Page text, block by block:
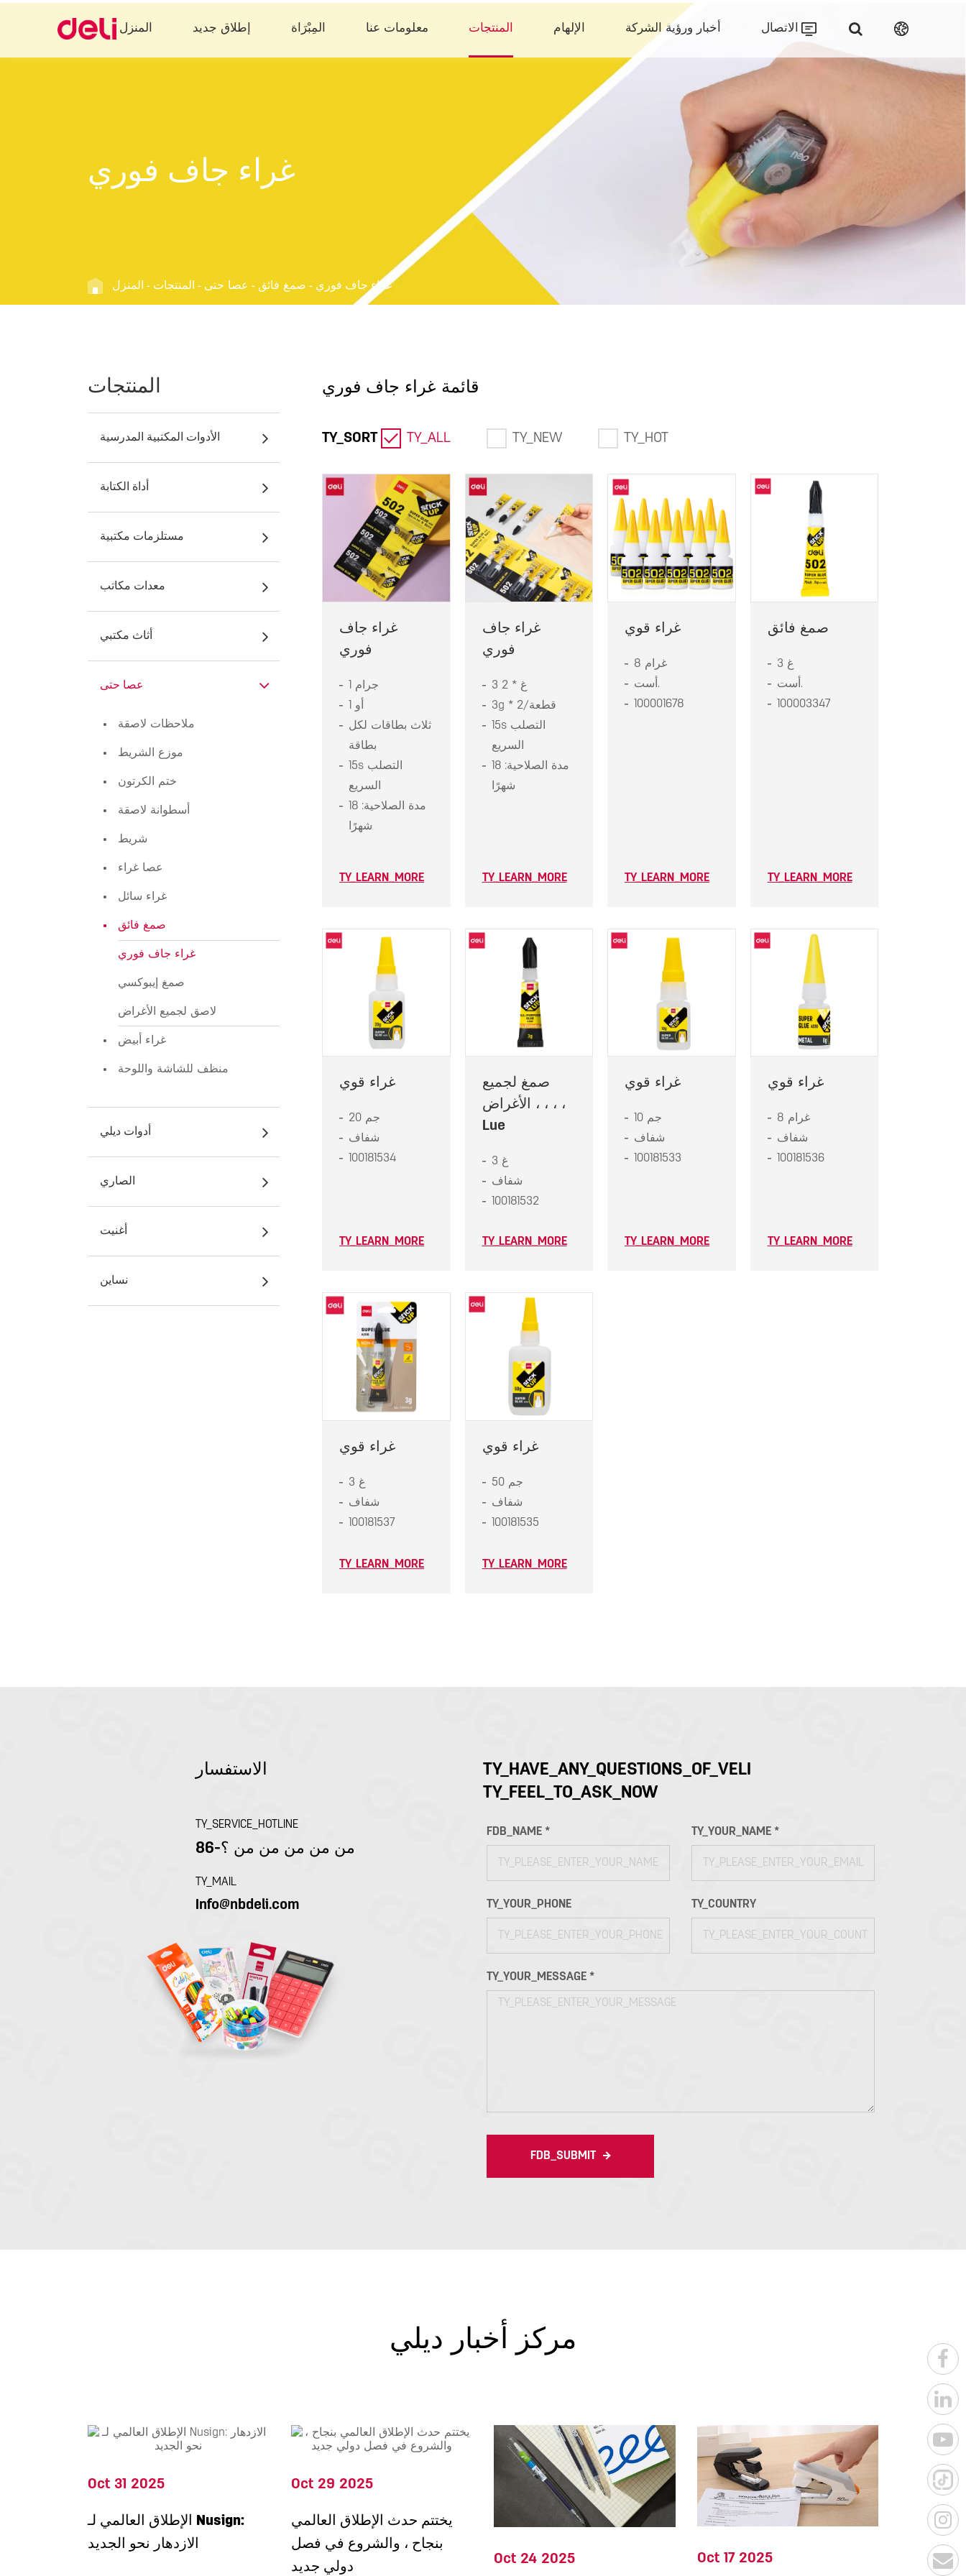
المنزل إطلاق جديد المِبْرَاة معلومات عنا المنتجات الإلهام أخبار ورؤية الشركة الاتصال
المنزل المنتجات عصا حتى صمغ فائق غراء جاف فوري
غراء جاف فوري
المنتجات
الأدوات المكتبية المدرسية
أداة الكتابة
مستلزمات مكتبية
معدات مكاتب
أثاث مكتبي
عصا حتى
ملاحظات لاصقة
موزع الشريط
ختم الكرتون
أسطوانة لاصقة
شريط
عصا غراء
غراء سائل
صمغ فائق
غراء جاف فوري
صمغ إيبوكسي
لاصق لجميع الأغراض
غراء أبيض
منظف للشاشة واللوحة
أدوات ديلي
الصاري
أغنيت
نساين
قائمة غراء جاف فوري
TY_SORT TY_ALL TY_NEW TY_HOT
غراء جاف
فوري
1 جرام
1 أو
ثلاث بطاقات لكل
بطاقة
15s التصلب
السريع
مدة الصلاحية: 18
شهرًا
TY_LEARN_MORE
غراء جاف
فوري
3 غ * 2
3g * 2/قطعة
15s التصلب
السريع
مدة الصلاحية: 18
شهرًا
TY_LEARN_MORE
غراء قوي
8 غرام
أست.
100001678
TY_LEARN_MORE
صمغ فائق
3 غ
أست.
100003347
TY_LEARN_MORE
غراء قوي
20 جم
شفاف
100181534
TY_LEARN_MORE
صمغ لجميع
الأغراض ، ، ، ،
Lue
3 غ
شفاف
100181532
TY_LEARN_MORE
غراء قوي
10 جم
شفاف
100181533
TY_LEARN_MORE
غراء قوي
8 غرام
شفاف
100181536
TY_LEARN_MORE
غراء قوي
3 غ
شفاف
100181537
TY_LEARN_MORE
غراء قوي
50 جم
شفاف
100181535
TY_LEARN_MORE
الاستفسار
TY_SERVICE_HOTLINE
86-من من من من من ؟
TY_MAIL
Info@nbdeli.com
TY_HAVE_ANY_QUESTIONS_OF_VELI
TY_FEEL_TO_ASK_NOW
FDB_NAME * TY_YOUR_NAME *
TY_YOUR_PHONE TY_COUNTRY
TY_YOUR_MESSAGE *
FDB_SUBMIT
مركز أخبار ديلي
Oct 31 2025
الإطلاق العالمي لـ Nusign:
الازدهار نحو الجديد
Oct 29 2025
يختتم حدث الإطلاق العالمي
بنجاح ، والشروع في فصل
دولي جديد
Oct 24 2025 Oct 17 2025